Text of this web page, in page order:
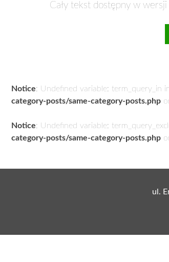
Cały tekst dostępny w
Notice: Undefined variable: term_query_in
category-posts/same-category-posts.php
Notice: Undefined variable:
category-posts/same-category-posts.php
ul.